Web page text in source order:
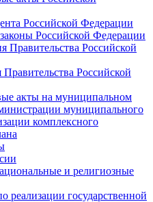
Российской Федерации
Российской Федерации
Правительства Российской
Российской
акты на муниципальном
муниципального
комплексного
и религиозные
реализации государственной